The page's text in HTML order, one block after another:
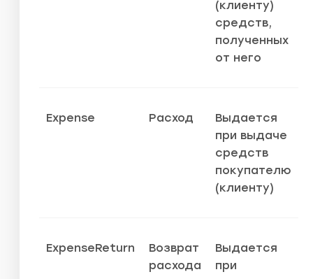
(клиенту)
средств,
полученных
от него
Expense Расход
Выдается
при выдаче
средств
покупателю
(клиенту)
ExpenseReturn
Возврат
расхода
Выдается
при